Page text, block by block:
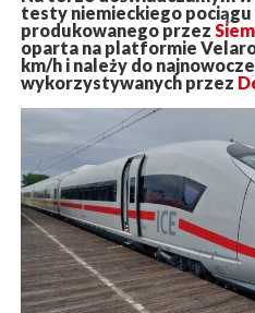
testy niemieckiego pociągu
produkowanego przez
oparta na platformie
km/h i należy do
wykorzystywanych przez